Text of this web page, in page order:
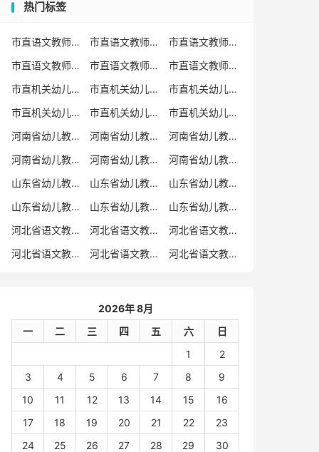
热门标签
市直语文教师招聘 市直语文教师招聘考试真题
市直语文教师招聘考试真题卷
市直语文教师编制考试真题
市直语文教师编制考试真题卷
市直语文教师考试
市直机关幼儿教师招聘
市直机关幼儿教师考试
市直机关幼儿教师招聘考试真题
市直机关幼儿教师招聘考试真题卷
市直机关幼儿教师编制考试真题卷
市直机关幼儿教师编制考试真题
河南省幼儿教师招聘
河南省幼儿教师考试
河南省幼儿教师招聘考试真题
河南省幼儿教师招聘考试真题卷
河南省幼儿教师编制考试真题
河南省幼儿教师编制考试真题卷
山东省幼儿教师招聘
山东省幼儿教师考试
山东省幼儿教师招聘考试真题
山东省幼儿教师招聘考试真题卷
山东省幼儿教师编制考试真题
山东省幼儿教师编制考试真题卷
河北省语文教师招聘
河北省语文教师招聘考试真题
河北省语文教师招聘考试真题卷
河北省语文教师编制考试真题
河北省语文教师编制考试真题卷 河北省语文教师考试
2026年 8月
一
二 三 四 五 六
日
1
2
3
4 5 6 7 8
9
10
11 12 13 14 15
16
17
18 19 20 21 22
23
24
25 26 27 28 29
30